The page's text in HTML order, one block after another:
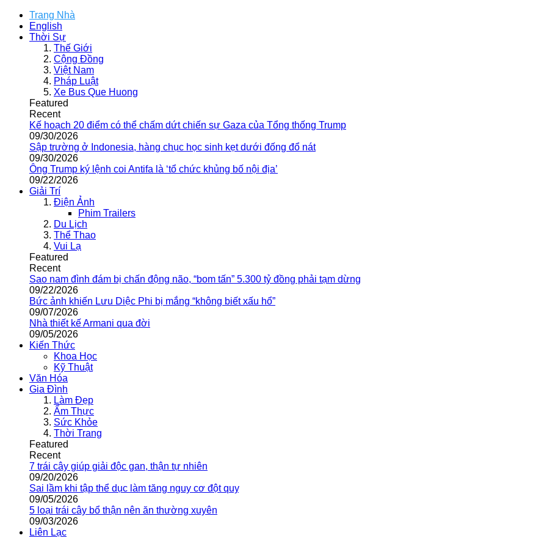
Trang Nhà
English
Thời Sự
Thế Giới
Cộng Đồng
Việt Nam
Pháp Luật
Xe Bus Que Huong
Featured
Recent
Kế hoạch 20 điểm có thể chấm dứt chiến sự Gaza của Tổng thống Trump
09/30/2026
Sập trường ở Indonesia, hàng chục học sinh kẹt dưới đống đổ nát
09/30/2026
Ông Trump ký lệnh coi Antifa là ‘tổ chức khủng bố nội địa’
09/22/2026
Giải Trí
Điện Ảnh
Phim Trailers
Du Lịch
Thể Thao
Vui Lạ
Featured
Recent
Sao nam đình đám bị chấn động não, “bom tấn” 5.300 tỷ đồng phải tạm dừng
09/22/2026
Bức ảnh khiến Lưu Diệc Phi bị mắng “không biết xấu hổ”
09/07/2026
Nhà thiết kế Armani qua đời
09/05/2026
Kiến Thức
Khoa Học
Kỹ Thuật
Văn Hóa
Gia Đình
Làm Đẹp
Ẩm Thực
Sức Khỏe
Thời Trang
Featured
Recent
7 trái cây giúp giải độc gan, thận tự nhiên
09/20/2026
Sai lầm khi tập thể dục làm tăng nguy cơ đột quỵ
09/05/2026
5 loại trái cây bổ thận nên ăn thường xuyên
09/03/2026
Liên Lạc